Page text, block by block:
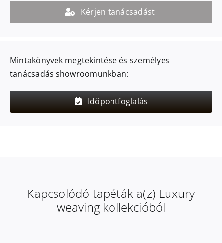
Kérjen tanácsadást
Mintakönyvek megtekintése és személyes
tanácsadás showroomunkban:
Időpontfoglalás
Kapcsolódó tapéták a(z) Luxury
weaving kollekcióból